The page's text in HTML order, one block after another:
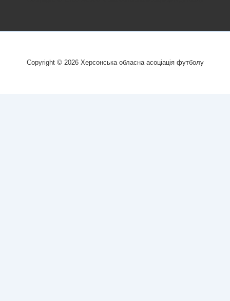
Copyright © 2026 Херсонська обласна асоціація футболу